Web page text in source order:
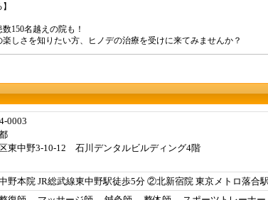
150名越えの院も！
しさを知りたい方、ヒノデの治療を受けに来てみませんか？
0003
東中野3-10-12 石川デンタルビルディング4階
野本院 JR総武線東中野駅徒歩5分 ②北新宿院 東京メトロ落